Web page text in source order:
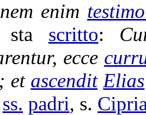
enim
scritto:
, ecce
et ascendit Elias
ss. padri, s.